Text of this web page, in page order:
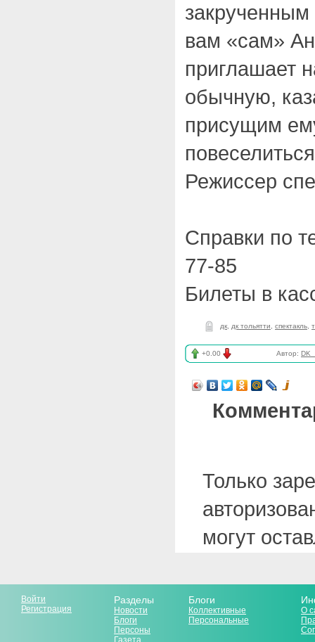
вам «сам»
приглашает
обычную,
присущим
Режиссер
Справки по
77-85
Билеты в
дк дк тольятти спектакль
+0.00 Автор:
Только
могут
Войти
Регистрация
Разделы
Новости
Блоги
Персоны
Газета
Блоги
Коллективные
Персональные
О